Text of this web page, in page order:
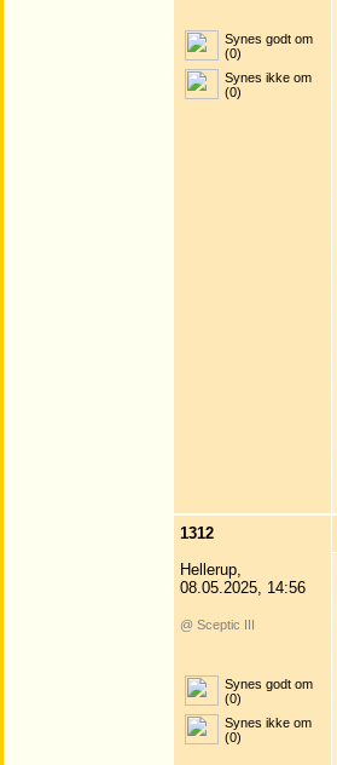
Synes godt om
(0)
Synes ikke om
(0)
1312
Hellerup,
08.05.2025, 14:56
@ Sceptic III
Synes godt om
(0)
Synes ikke om
(0)